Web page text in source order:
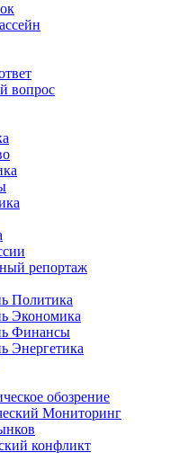
вопрос
репортаж
Политика
Экономика
Финансы
Энергетика
обозрение
Мониторинг
конфликт